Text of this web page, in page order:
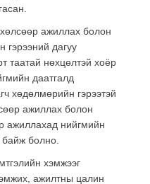
ажиллах болон
гэрээний дагуу
таатай нөхцөлтэй хоёр
даатгалд
хөдөлмөрийн гэрээтэй
ажиллах болон
ажиллахад нийгмийн
байж болно.
хэмжээг
ажилтны цалин